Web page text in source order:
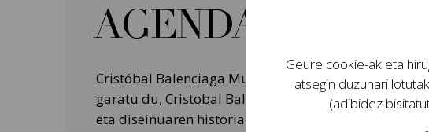
AGENDA
Cristóbal Balenciaga Museoak programazio
garatu du, Cristobal Balenciagaren bizitza eta lana,
eta diseinuaren historian izan zuten garrantzia eta
Geure cookie-ak eta
atsegin duzunari
(adibidez